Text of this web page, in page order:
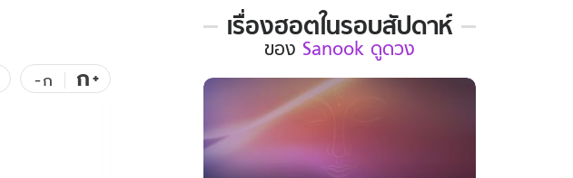
คลิป
พอดแคสต์
-ก ก+
เรื่องฮอตในรอบสัปดาห์
เรื่อง
ใน
รอบ
ของ
Sanook
ดูด
ของ Sanook ดูดวง